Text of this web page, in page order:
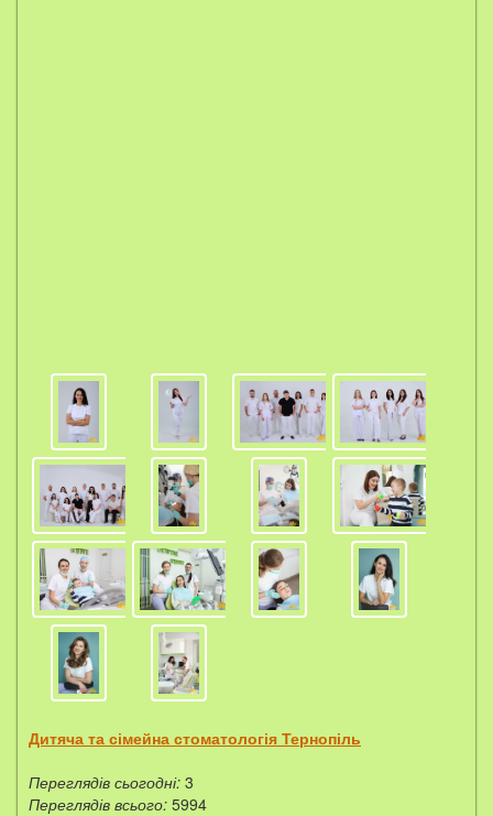
Дитяча та сімейна стоматологія Тернопіль
Переглядів сьогодні: 3
Переглядів всього: 5994